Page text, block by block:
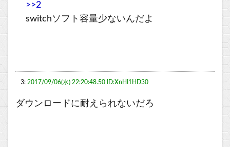
>>2
switchソフト容量少ないんだよ
3: 2017/09/06(水) 22:20:48.50 ID:XnHI1HD30
ダウンロードに耐えられないだろ